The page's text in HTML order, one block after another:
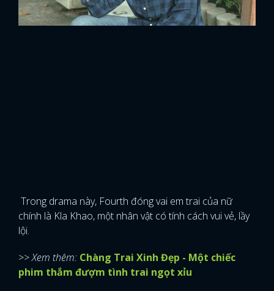
Trong drama này, Fourth đóng vai em trai của nữ
chính là Kla Khao, một nhân vật có tính cách vui vẻ, lầy
lội.
>> Xem thêm: Chàng Trai Xinh Đẹp - Một chiếc
phim thắm đượm tình trai ngọt xỉu